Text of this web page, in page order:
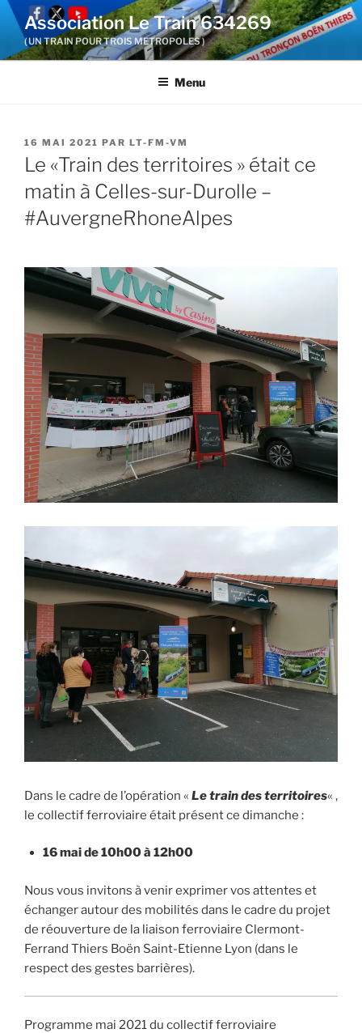
Aller
contenu
Association Le Train 634269
( UN TRAIN POUR TROIS METROPOLES )
Menu
PUBLIÉ
LE
16 MAI 2021 PAR LT-FM-VM
Le «Train des territoires » était ce
matin à Celles-sur-Durolle –
#AuvergneRhoneAlpes
Dans le cadre de l’opération « Le train des territoires« ,
le collectif ferroviaire était présent ce dimanche :
16 mai de 10h00 à 12h00
Nous vous invitons à venir exprimer vos attentes et
échanger autour des mobilités dans le cadre du projet
de réouverture de la liaison ferroviaire Clermont-
Ferrand Thiers Boën Saint-Etienne Lyon (dans le
respect des gestes barrières).
Programme mai 2021 du collectif ferroviaire